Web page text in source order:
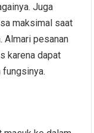
Juga
maksimal saat
Almari pesanan
karena dapat
fungsinya.